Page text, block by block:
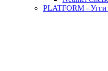
PLATFORM - Угги